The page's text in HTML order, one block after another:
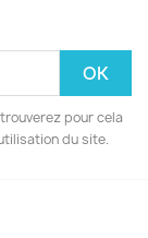
pour cela
du site.